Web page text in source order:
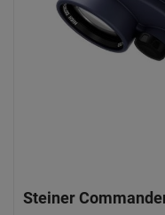
Steiner